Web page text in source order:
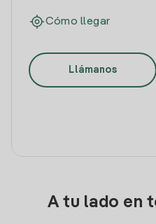
Cómo llegar
Llámanos
A tu lado en